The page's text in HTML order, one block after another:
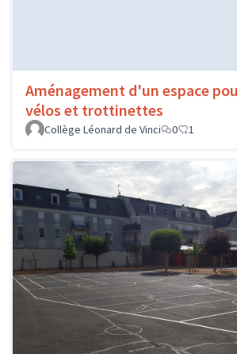
Aménagement d'un espace
vélos et trottinettes
Collège Léonard de Vinci
0 1